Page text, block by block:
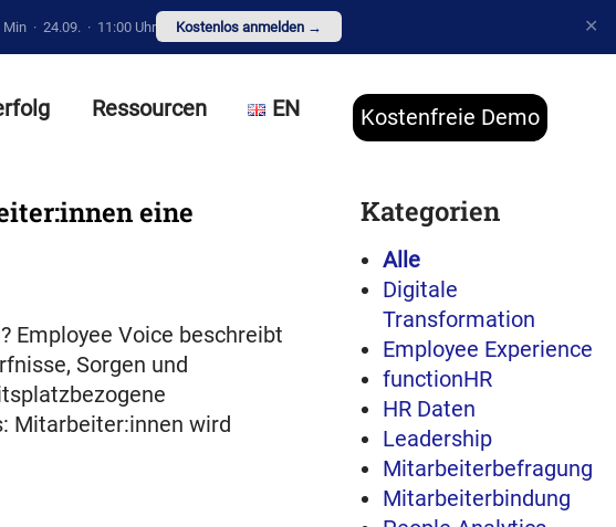
Ressourcen EN Kostenfreie Demo
Kategorien
Alle
Digitale
Transformation
Employee Experience
functionHR
HR Daten
Leadership
Mitarbeiterbefragung
Mitarbeiterbindung
eine
Employee Voice beschreibt
Sorgen und
Mitarbeiter:innen wird
Min · 24.09. · 11:00 Uhr Kostenlos anmelden → ✕